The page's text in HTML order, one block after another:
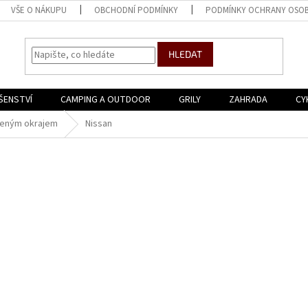
VŠE O NÁKUPU OBCHODNÍ PODMÍNKY PODMÍNKY OCHRANY
HLEDAT
CAMPING A OUTDOOR GRILY ZAHRADA
okrajem Nissan